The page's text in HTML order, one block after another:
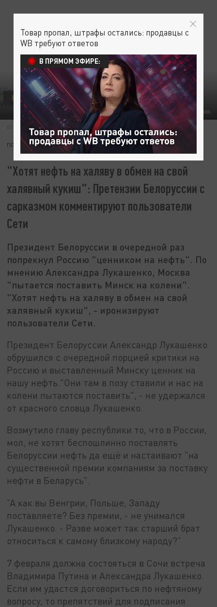
ФОТО: KREMLIN POOL/GLOBALLOOKPRESS
В МИРЕ
07 ФЕВРАЛЯ 01:50
ПОДПИШИТЕСЬ:
"Хотят нефть на халяву в обмен на свой
халявный кукиш": Претензии Белоруссии с
сарказмом комментируют пользователи
Сети
Президент Белоруссии в очередной раз
попрекнул Россию "ценником на нефть". По
мнению Александра Лукашенко, Москва
"пытается поставить Минск на колени".
"Хотят нефть на халяву в обмен на свой
халявный кукиш", - иронизируют
пользователи Сети.
Президент Белоруссии Александр Лукашенко
обрушился с очередной порцией критики на
Россию и выставленный Минску ценник на
нашу нефть."Они там в позу ставили и нас на
колени пытаются поставить", - не удержался
от красного словца Лукашенко.
Возмутило главу республики то, что в России,
мол, не хотят беспошлинно поставлять
Белоруссии нефть да ещё и настаивают "на
существенной премии компаниям за поставку
нефти в Беларусь".
"А как вы Венгрии, Польше, Западу
поставляете? Без премии, - не унимался
Лукашенко. - Разве может так старший брат
относиться к самому близкому народу?"
7 февраля должна состояться в Сочи встреча
Владимира Путина и Александра Лукашенко.
Если им удастся договориться по нефтяному
вопросу, то препятствий для подписания
Товар пропал, штрафы остались: продавцы с
WB требуют ответов
В ПРЯМОМ ЭФИРЕ: